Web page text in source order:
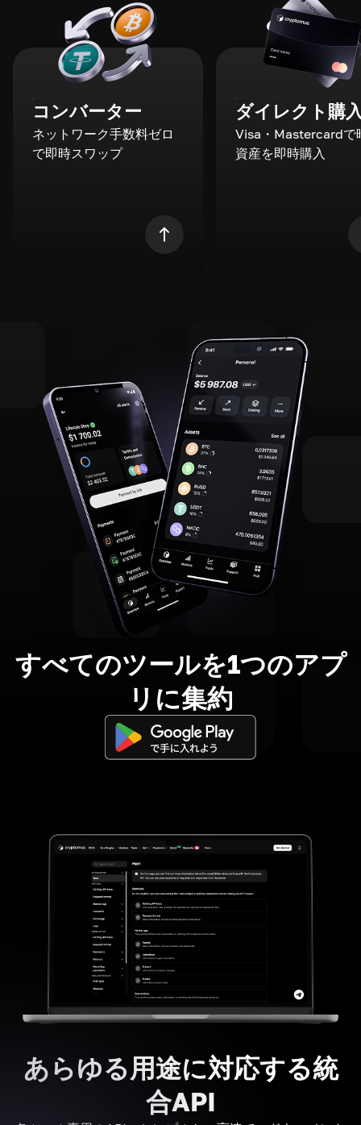
コンバーター
ネットワーク手数料ゼロ
で即時スワップ
ダイレクト購
Visa・Mastercardで
資産を即時購入
すべてのツールを1つのアプ
リに集約
あらゆる用途に対応する統
合API